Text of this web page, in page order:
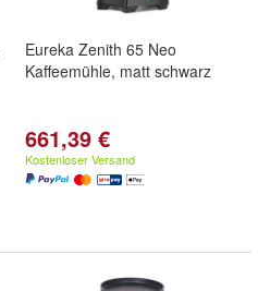
Eureka Zenith 65 Neo
Kaffeemühle, matt schwarz
661,39 €
Kostenloser Versand